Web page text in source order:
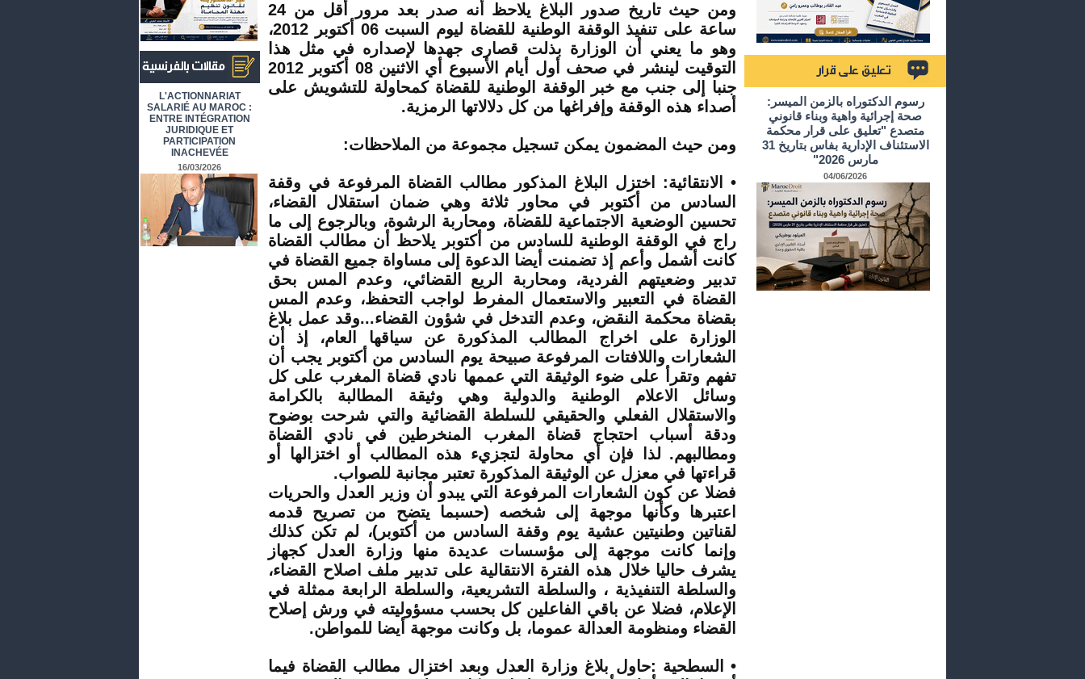
L'ACTIONNARIAT
SALARIÉ AU MAROC :
ENTRE INTÉGRATION
JURIDIQUE ET
PARTICIPATION
INACHEVÉE
16/03/2026
ومن حيث تاريخ صدور البلاغ يلاحظ أنه صدر بعد مرور أقل من 24
ساعة على تنفيذ الوقفة الوطنية للقضاة ليوم السبت 06 أكتوبر 2012،
وهو ما يعني أن الوزارة بذلت قصارى جهدها لإصداره في مثل هذا
التوقيت لينشر في صحف أول أيام الأسبوع أي الاثنين 08 أكتوبر 2012
جنبا إلى جنب مع خبر الوقفة الوطنية للقضاة كمحاولة للتشويش على
أصداء هذه الوقفة وإفراغها من كل دلالاتها الرمزية.
ومن حيث المضمون يمكن تسجيل مجموعة من الملاحظات:
• الانتقائية: اختزل البلاغ المذكور مطالب القضاة المرفوعة في وقفة
السادس من أكتوبر في محاور ثلاثة وهي ضمان استقلال القضاء،
تحسين الوضعية الاجتماعية للقضاة، ومحاربة الرشوة، وبالرجوع إلى ما
راج في الوقفة الوطنية للسادس من أكتوبر يلاحظ أن مطالب القضاة
كانت أشمل وأعم إذ تضمنت أيضا الدعوة إلى مساواة جميع القضاة في
تدبير وضعيتهم الفردية، ومحاربة الريع القضائي، وعدم المس بحق
القضاة في التعبير والاستعمال المفرط لواجب التحفظ، وعدم المس
بقضاة محكمة النقض، وعدم التدخل في شؤون القضاء...وقد عمل بلاغ
الوزارة على اخراج المطالب المذكورة عن سياقها العام، إذ أن
الشعارات واللافتات المرفوعة صبيحة يوم السادس من أكتوبر يجب أن
تفهم وتقرأ على ضوء الوثيقة التي عممها نادي قضاة المغرب على كل
وسائل الاعلام الوطنية والدولية وهي وثيقة المطالبة بالكرامة
والاستقلال الفعلي والحقيقي للسلطة القضائية والتي شرحت بوضوح
ودقة أسباب احتجاج قضاة المغرب المنخرطين في نادي القضاة
ومطالبهم. لذا فإن أي محاولة لتجزيء هذه المطالب أو اختزالها أو
قراءتها في معزل عن الوثيقة المذكورة تعتبر مجانبة للصواب.
فضلا عن كون الشعارات المرفوعة التي يبدو أن وزير العدل والحريات
اعتبرها وكأنها موجهة إلى شخصه (حسبما يتضح من تصريح قدمه
لقناتين وطنيتين عشية يوم وقفة السادس من أكتوبر)، لم تكن كذلك
وإنما كانت موجهة إلى مؤسسات عديدة منها وزارة العدل كجهاز
يشرف حاليا خلال هذه الفترة الانتقالية على تدبير ملف اصلاح القضاء،
والسلطة التنفيذية ، والسلطة التشريعية، والسلطة الرابعة ممثلة في
الإعلام، فضلا عن باقي الفاعلين كل بحسب مسؤوليته في ورش إصلاح
القضاء ومنظومة العدالة عموما، بل وكانت موجهة أيضا للمواطن.
• السطحية :حاول بلاغ وزارة العدل وبعد اختزال مطالب القضاة فيما
رسوم الدكتوراه بالزمن الميسر:
صحة إجرائية واهية وبناء قانوني
متصدع "تعليق على قرار محكمة
الاستئناف الإدارية بفاس بتاريخ 31
مارس 2026"
04/06/2026